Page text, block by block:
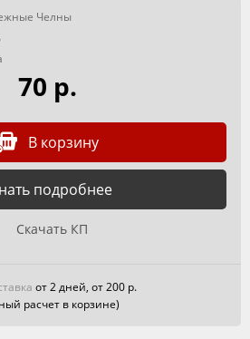
Челны
70 р.
В корзину
подробнее
Скачать КП
от 2 дней, от 200 р.
расчет в корзине)